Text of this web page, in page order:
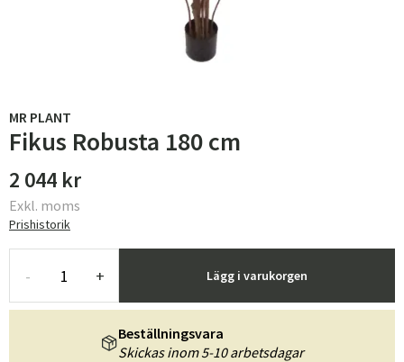
MR PLANT
Fikus Robusta 180 cm
2 044 kr
Exkl. moms
Prishistorik
- + Lägg i varukorgen
Beställningsvara
Skickas inom 5-10 arbetsdagar